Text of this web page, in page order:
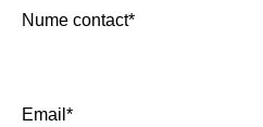
Nume contact*
Email*